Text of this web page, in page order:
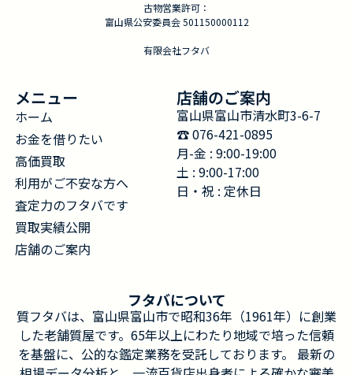
古物営業許可：
富山県公安委員会 501150000112
有限会社フタバ
メニュー
ホーム
お金を借りたい
高価買取
利用がご不安な方へ
査定力のフタバです
買取実績公開
店舗のご案内
店舗のご案内
富山県富山市清水町3-6-7
☎︎ 076-421-0895
月-金 : 9:00-19:00
土 : 9:00-17:00
日・祝 : 定休日
フタバについて
質フタバは、富山県富山市で昭和36年（1961年）に創業
した老舗質屋です。65年以上にわたり地域で培った信頼
を基盤に、公的な鑑定業務を受託しております。 最新の